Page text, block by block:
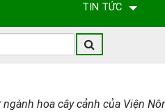
TIN TỨC
hoa cây cảnh của Viện